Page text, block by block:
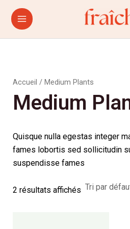
contenu
Main
Menu
Accueil / Medium Plants
Medium
Quisque nulla egestas integer
fames lobortis sed sollicitudin
suspendisse fames
2 résultats affichés